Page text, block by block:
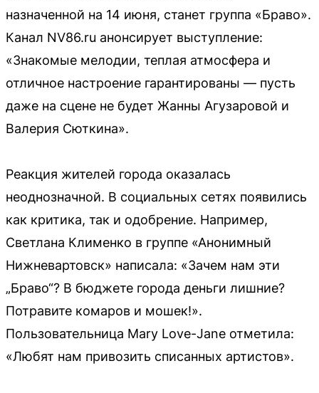
назначенной на 14 июня, станет группа «Браво».
Канал NV86.ru анонсирует выступление:
«Знакомые мелодии, теплая атмосфера и
отличное настроение гарантированы — пусть
даже на сцене не будет Жанны Агузаровой и
Валерия Сюткина».
Реакция жителей города оказалась
неоднозначной. В социальных сетях появились
как критика, так и одобрение. Например,
Светлана Клименко в группе «Анонимный
Нижневартовск» написала: «Зачем нам эти
„Браво“? В бюджете города деньги лишние?
Потравите комаров и мошек!».
Пользовательница Mary Love-Jane отметила:
«Любят нам привозить списанных артистов».